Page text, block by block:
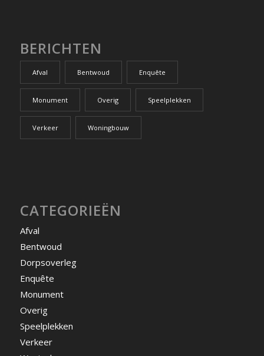
BERICHTEN
Afval Bentwoud Enquête
Monument Overig Speelplekken
Verkeer Woningbouw
CATEGORIEËN
Afval
Bentwoud
Dorpsoverleg
Enquête
Monument
Overig
Speelplekken
Verkeer